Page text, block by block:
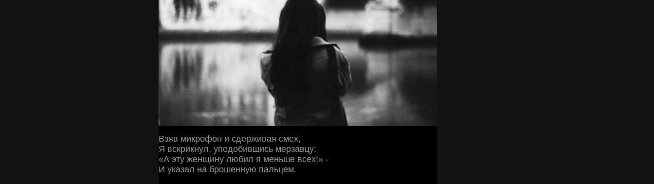
Взяв микрофон и сдерживая смех,
Я вскрикнул, уподобившись мерзавцу:
«А эту женщину любил я меньше всех!» -
И указал на брошенную пальцем.